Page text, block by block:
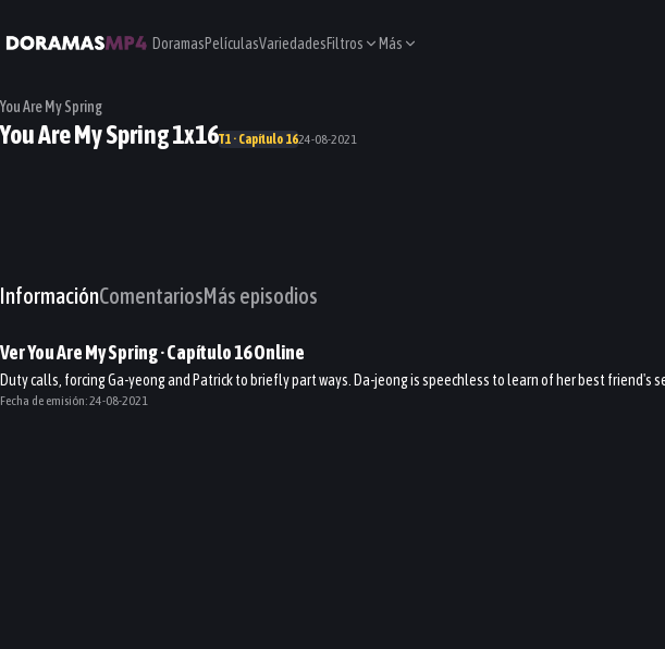
DoramasPelículasVariedadesFiltros Más
You Are My Spring
You Are My Spring 1x16T1 · Capítulo 1624-08-2021
InformaciónComentariosMás episodios
VerYou Are My Spring· Capítulo16Online
Duty calls, forcing Ga-yeong and Patrick to briefly part ways. Da-jeong is speechless to learn of her best friend's
Fecha de emisión:24-08-2021